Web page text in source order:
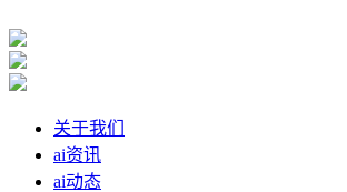
关于我们
ai资讯
ai动态